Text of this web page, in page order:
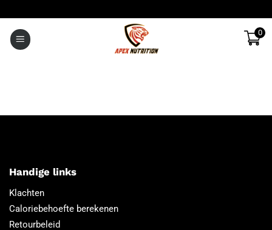
inhoud
0
Handige links
Klachten
Caloriebehoefte berekenen
Retourbeleid